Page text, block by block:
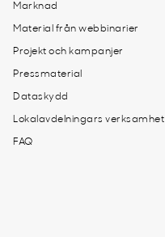
Marknad
Material från webbinarier
Projekt och kampanjer
Pressmaterial
Dataskydd
Lokalavdelningars verksamhet
FAQ